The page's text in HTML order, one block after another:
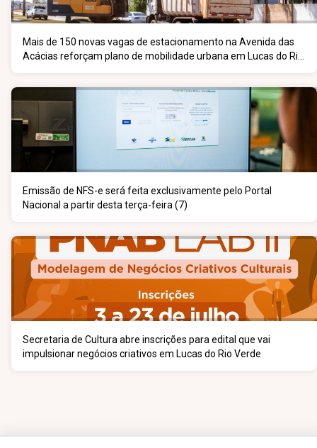
Mais de 150 novas vagas de estacionamento na Avenida das
Acácias reforçam plano de mobilidade urbana em Lucas do Rio
Emissão de NFS-e será feita exclusivamente pelo Portal
Nacional a partir desta terça-feira (7)
Secretaria de Cultura abre inscrições para edital que vai
impulsionar negócios criativos em Lucas do Rio Verde